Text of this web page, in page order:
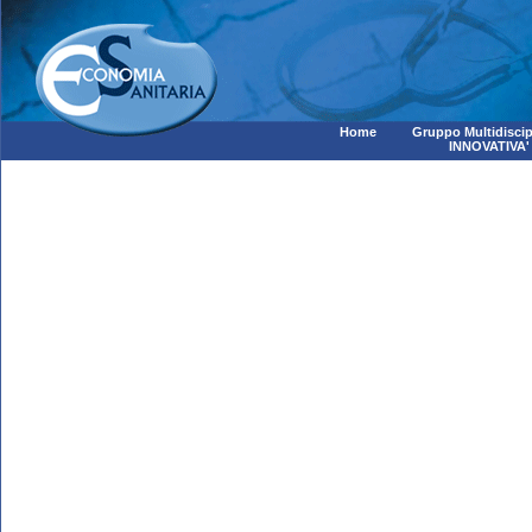
Home
Gruppo
INNOVATIVA'